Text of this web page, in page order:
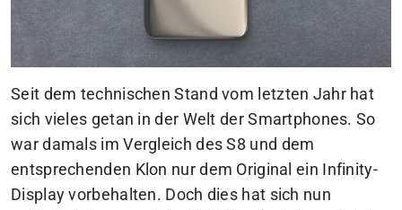
Seit dem technischen Stand vom letzten Jahr hat
sich vieles getan in der Welt der Smartphones. So
war damals im Vergleich des S8 und dem
entsprechenden Klon nur dem Original ein Infinity-
Display vorbehalten. Doch dies hat sich nun